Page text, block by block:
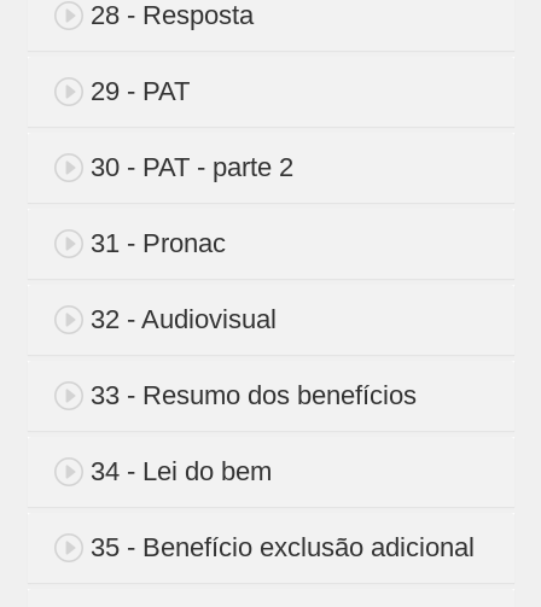
28 - Resposta
29 - PAT
30 - PAT - parte 2
31 - Pronac
32 - Audiovisual
33 - Resumo dos benefícios
34 - Lei do bem
35 - Benefício exclusão adicional